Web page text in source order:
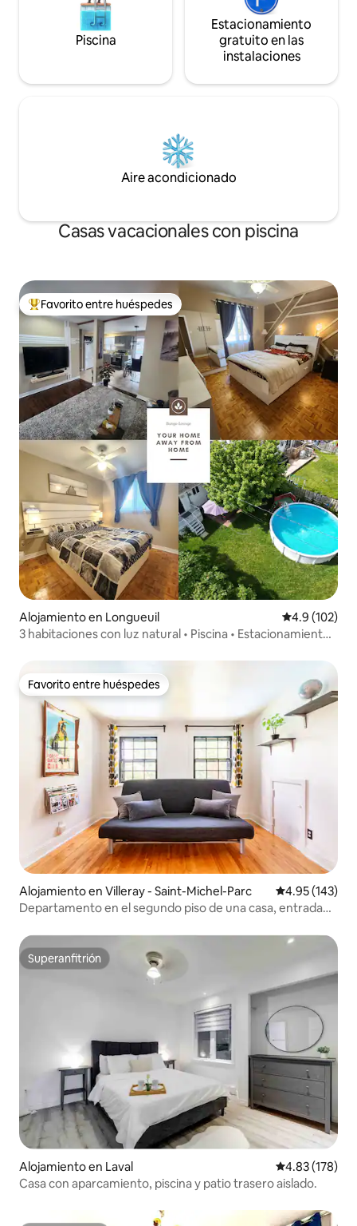
Piscina
Estacionamiento
gratuito en las
instalaciones
Aire acondicionado
Casas vacacionales con piscina
Favorito entre huéspedes preferido
Favorito entre huéspedes
Alojamiento en Longueuil Calificación
4.9 (102)
3 habitaciones con luz natural • Piscina • Estacionamiento •
Favorito entre huéspedes
Favorito entre huéspedes
Alojamiento en Villeray - Saint-Michel-Parc Calificación
4.95 (143)
Departamento en el segundo piso de una casa, entrada
Superanfitrión
Superanfitrión
Alojamiento en Laval Calificación
4.83 (178)
Casa con aparcamiento, piscina y patio trasero aislado.